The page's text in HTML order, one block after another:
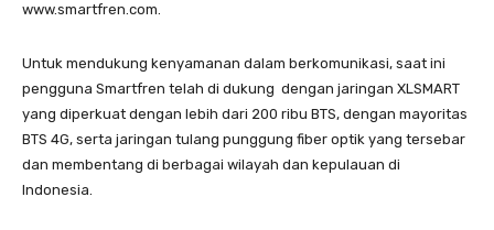
www.smartfren.com.
Untuk mendukung kenyamanan dalam berkomunikasi, saat ini
pengguna Smartfren telah di dukung dengan jaringan XLSMART
yang diperkuat dengan lebih dari 200 ribu BTS, dengan mayoritas
BTS 4G, serta jaringan tulang punggung fiber optik yang tersebar
dan membentang di berbagai wilayah dan kepulauan di
Indonesia.